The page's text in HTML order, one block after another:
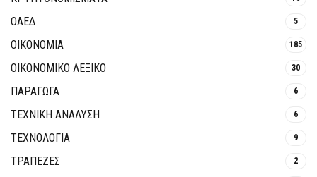
ΟΑΕΔ 5
ΟΙΚΟΝΟΜΙΑ 185
ΟΙΚΟΝΟΜΙΚΟ ΛΕΞΙΚΟ 30
ΠΑΡΑΓΩΓΑ 6
ΤΕΧΝΙΚΗ ΑΝΑΛΥΣΗ 6
ΤΕΧΝΟΛΟΓΙΑ 9
ΤΡΆΠΕΖΕΣ 2